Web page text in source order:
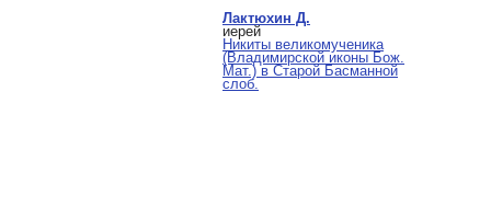
Лактюхин Д.
иерей
Никиты великомученика
(Владимирской иконы Бож.
Мат.) в Старой Басманной
слоб.